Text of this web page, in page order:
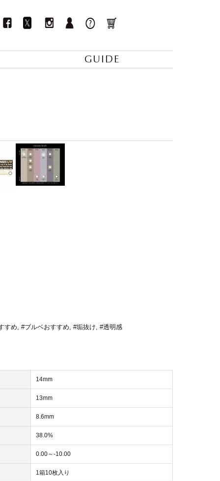
GUIDE
すめ, #ブルベおすすめ, #垢抜け, #透明感
14mm
13mm
8.6mm
38.0%
0.00～-10.00
1箱10枚入り